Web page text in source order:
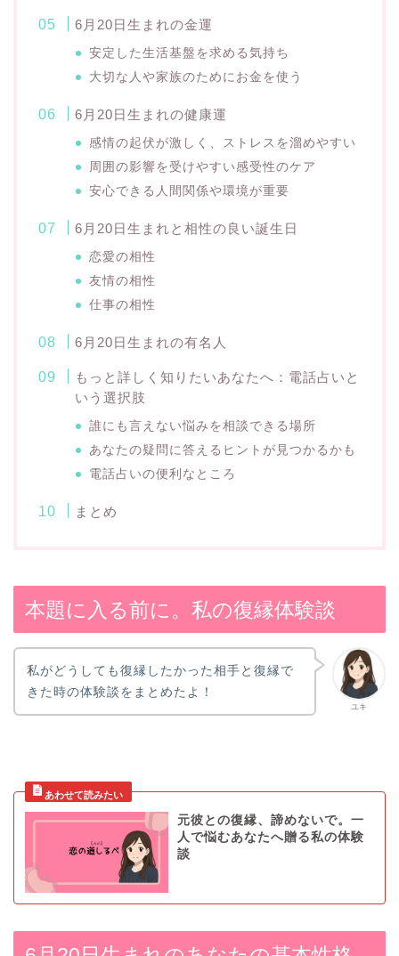
6月20日生まれの金運
安定した生活基盤を求める気持ち
大切な人や家族のためにお金を使う
6月20日生まれの健康運
感情の起伏が激しく、ストレスを溜めやすい
周囲の影響を受けやすい感受性のケア
安心できる人間関係や環境が重要
6月20日生まれと相性の良い誕生日
恋愛の相性
友情の相性
仕事の相性
6月20日生まれの有名人
もっと詳しく知りたいあなたへ：電話占いと
いう選択肢
誰にも言えない悩みを相談できる場所
あなたの疑問に答えるヒントが見つかるかも
電話占いの便利なところ
まとめ
本題に入る前に。私の復縁体験談
ユキ
私がどうしても復縁したかった相手と復縁で
きた時の体験談をまとめたよ！
元彼との復縁、諦めないで。一
人で悩むあなたへ贈る私の体験
談